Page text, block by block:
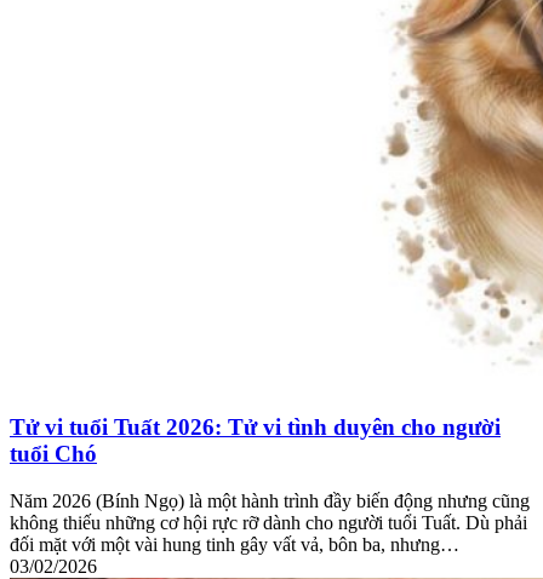
Tử vi tuổi Tuất 2026: Tử vi tình duyên cho người
tuổi Chó
Năm 2026 (Bính Ngọ) là một hành trình đầy biến động nhưng cũng
không thiếu những cơ hội rực rỡ dành cho người tuổi Tuất. Dù phải
đối mặt với một vài hung tinh gây vất vả, bôn ba, nhưng…
03/02/2026